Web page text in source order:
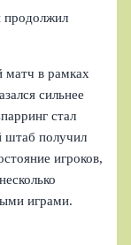
продолжил
матч в рамках
сильнее
стал
штаб получил
игроков,
играми.